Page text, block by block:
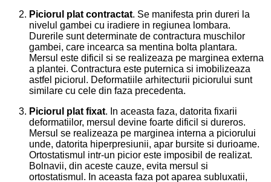
Piciorul plat contractat. Se manifesta prin dureri la
nivelul gambei cu iradiere in regiunea lombara.
Durerile sunt determinate de contractura muschilor
gambei, care incearca sa mentina bolta plantara.
Mersul este dificil si se realizeaza pe marginea externa
a plantei. Contractura este puternica si imobilizeaza
astfel piciorul. Deformatiile arhitecturii piciorului sunt
similare cu cele din faza precedenta.
Piciorul plat fixat. In aceasta faza, datorita fixarii
deformatiilor, mersul devine foarte dificil si dureros.
Mersul se realizeaza pe marginea interna a piciorului
unde, datorita hiperpresiunii, apar bursite si durioame.
Ortostatismul intr-un picior este imposibil de realizat.
Bolnavii, din aceste cauze, evita mersul si
ortostatismul. In aceasta faza pot aparea subluxatii,